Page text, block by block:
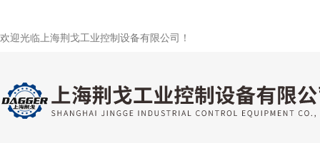
欢迎光临上海荆戈工业控制设备有限公司！